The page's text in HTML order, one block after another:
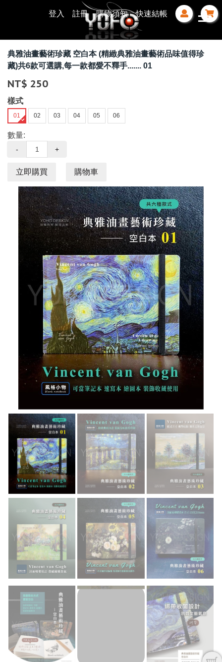
登入 註冊 購物須知 快速結帳
典雅油畫藝術珍藏 空白本 (精緻典雅油畫藝術品味值得珍
藏)共6款可選購,每一款都愛不釋手....... 01
NT$ 250
樣式
01 02 03 04 05 06
數量:
- +
立即購買 購物車